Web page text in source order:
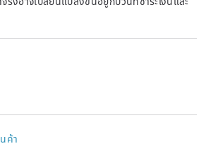
ค้า